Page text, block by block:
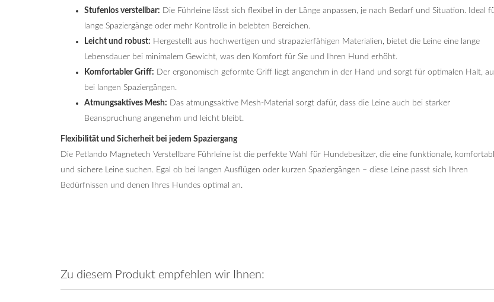
Stufenlos verstellbar: Die Führleine lässt sich flexibel in der Länge anpassen, je nach Bedarf und Situation. Ideal
lange Spaziergänge oder mehr Kontrolle in belebten Bereichen.
Leicht und robust: Hergestellt aus hochwertigen und strapazierfähigen Materialien, bietet die Leine eine lange
Lebensdauer bei minimalem Gewicht, was den Komfort für Sie und Ihren Hund erhöht.
Komfortabler Griff: Der ergonomisch geformte Griff liegt angenehm in der Hand und sorgt für optimalen Halt,
bei langen Spaziergängen.
Atmungsaktives Mesh: Das atmungsaktive Mesh-Material sorgt dafür, dass die Leine auch bei starker
Beanspruchung angenehm und leicht bleibt.
Flexibilität und Sicherheit bei jedem Spaziergang
Die Petlando Magnetech Verstellbare Führleine ist die perfekte Wahl für Hundebesitzer, die eine funktionale,
und sichere Leine suchen. Egal ob bei langen Ausflügen oder kurzen Spaziergängen – diese Leine passt sich Ihren
Bedürfnissen und denen Ihres Hundes optimal an.
Zu diesem Produkt empfehlen wir Ihnen: